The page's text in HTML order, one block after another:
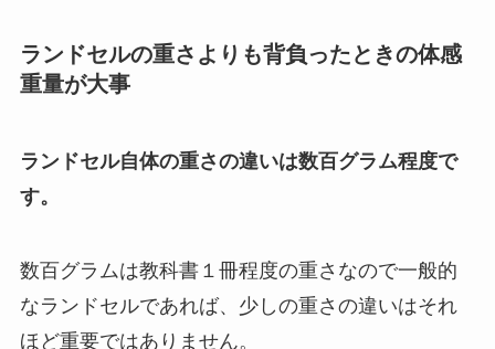
ランドセルの重さよりも背負ったときの体感
重量が大事
ランドセル自体の重さの違いは数百グラム程度で
す。
数百グラムは教科書１冊程度の重さなので一般的
なランドセルであれば、少しの重さの違いはそれ
ほど重要ではありません。